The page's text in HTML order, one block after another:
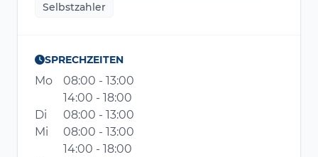
Selbstzahler
SPRECHZEITEN
Mo
08:00 - 13:00
14:00 - 18:00
Di
08:00 - 13:00
Mi
08:00 - 13:00
14:00 - 18:00